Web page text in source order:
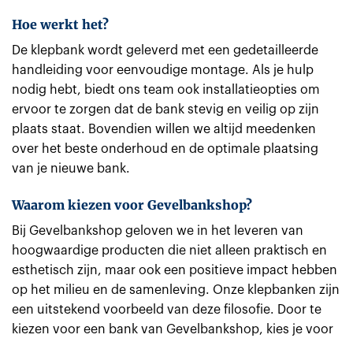
Hoe werkt het?
De klepbank wordt geleverd met een gedetailleerde
handleiding voor eenvoudige montage. Als je hulp
nodig hebt, biedt ons team ook installatieopties om
ervoor te zorgen dat de bank stevig en veilig op zijn
plaats staat. Bovendien willen we altijd meedenken
over het beste onderhoud en de optimale plaatsing
van je nieuwe bank.
Waarom kiezen voor Gevelbankshop?
Bij Gevelbankshop geloven we in het leveren van
hoogwaardige producten die niet alleen praktisch en
esthetisch zijn, maar ook een positieve impact hebben
op het milieu en de samenleving. Onze klepbanken zijn
een uitstekend voorbeeld van deze filosofie. Door te
kiezen voor een bank van Gevelbankshop, kies je voor